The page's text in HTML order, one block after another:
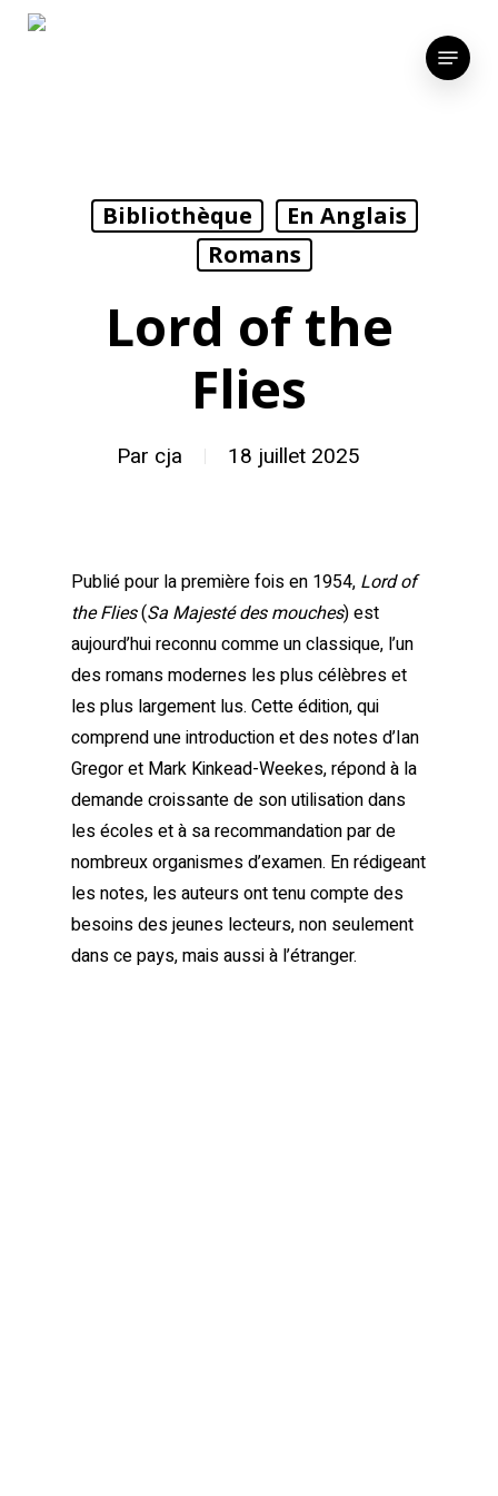
Skip
Menu
Bibliothèque
En Anglais
Romans
Lord of the
Flies
Par cja 18 juillet 2025
Publié pour la première fois en 1954, Lord of
the Flies(Sa Majesté des mouches) est
aujourd’hui reconnu comme un classique, l’un
des romans modernes les plus célèbres et
les plus largement lus. Cette édition, qui
comprend une introduction et des notes d’Ian
Gregor et Mark Kinkead-Weekes, répond à la
demande croissante de son utilisation dans
les écoles et à sa recommandation par de
nombreux organismes d’examen. En rédigeant
les notes, les auteurs ont tenu compte des
besoins des jeunes lecteurs, non seulement
dans ce pays, mais aussi à l’étranger.